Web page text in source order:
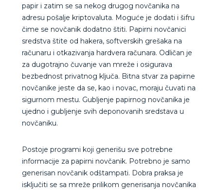
papir i zatim se sa nekog drugog novčanika na
adresu pošalje kriptovaluta. Moguće je dodati i šifru
čime se novčanik dodatno štiti. Papirni novčanici
sredstva štite od hakera, softverskih grešaka na
računaru i otkazivanja hardvera računara. Odličan je
za dugotrajno čuvanje van mreže i osigurava
bezbednost privatnog ključa. Bitna stvar za papirne
novčanike jeste da se, kao i novac, moraju čuvati na
sigurnom mestu. Gubljenje papirnog novčanika je
ujedno i gubljenje svih deponovanih sredstava u
novčaniku.
Postoje programi koji generišu sve potrebne
informacije za papirni novčanik. Potrebno je samo
generisan novčanik odštampati. Dobra praksa je
isključiti se sa mreže prilikom generisanja novčanika